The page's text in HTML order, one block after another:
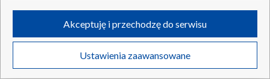
Informacje o nadawcy
Program dla prasy
Ogłoszenie przetargowe
Kanały
©2026 Telewizja Polska S.A. w likwidacji
ruchu w Internecie.
Twoje dane osobowe zbierane podczas odwiedzania przez Ciebie
poszczególnych serwisówna Portalu, takie jak adresy IP, identyfikatory
Ustawienia zaawansowane
Akceptuję i przechodzę do serwisu